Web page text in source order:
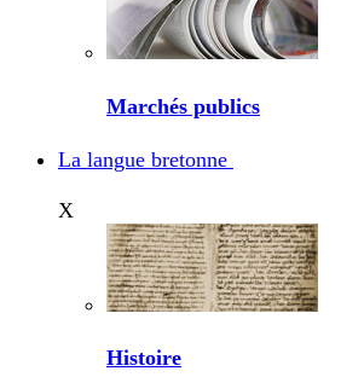
Marchés publics
La langue bretonne
X
Histoire